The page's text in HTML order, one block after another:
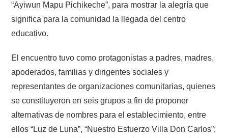
“Ayiwun Mapu Pichikeche”, para mostrar la alegría que
significa para la comunidad la llegada del centro
educativo.
El encuentro tuvo como protagonistas a padres, madres,
apoderados, familias y dirigentes sociales y
representantes de organizaciones comunitarias, quienes
se constituyeron en seis grupos a fin de proponer
alternativas de nombres para el establecimiento, entre
ellos “Luz de Luna”, “Nuestro Esfuerzo Villa Don Carlos”;